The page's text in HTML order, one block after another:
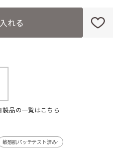
れる
品の一覧はこちら
敏感肌パッチテスト済み*